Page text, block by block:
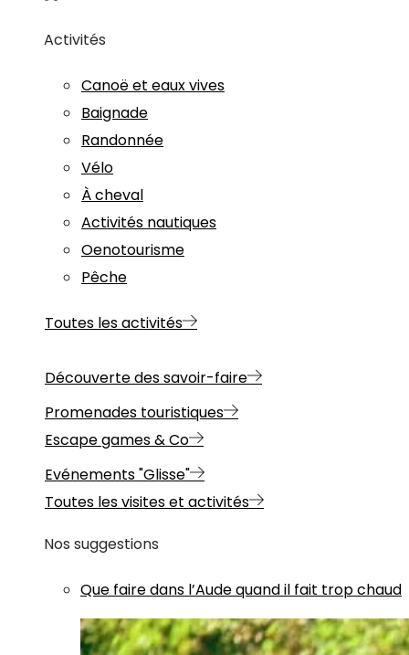
Activités
Canoë et eaux vives
Baignade
Randonnée
Vélo
À cheval
Activités nautiques
Oenotourisme
Pêche
Toutes les activités
Découverte des savoir-faire
Promenades touristiques
Escape games & Co
Evénements "Glisse"
Toutes les visites et activités
Nos suggestions
Que faire dans l’Aude quand il fait trop chaud